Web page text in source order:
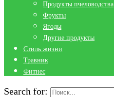
Продукты пчеловодства
Фрукты
Ягоды
Другие продукты
Стиль жизни
Травник
Фитнес
Search for: